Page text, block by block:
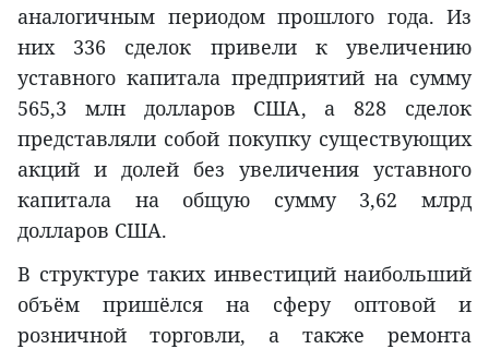
аналогичным периодом прошлого года. Из
них 336 сделок привели к увеличению
уставного капитала предприятий на сумму
565,3 млн долларов США, а 828 сделок
представляли собой покупку существующих
акций и долей без увеличения уставного
капитала на общую сумму 3,62 млрд
долларов США.
В структуре таких инвестиций наибольший
объём пришёлся на сферу оптовой и
розничной торговли, а также ремонта